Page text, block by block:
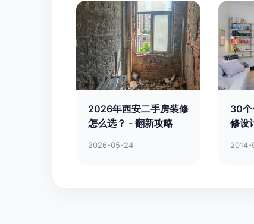
2026年西安二手房装修
怎么选？ - 翻新攻略
2026-05-24
30个
修设